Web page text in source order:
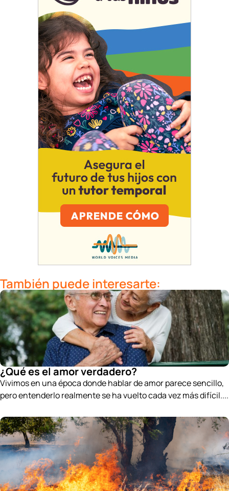
También puede interesarte:
¿Qué es el amor verdadero?
Vivimos en una época donde hablar de amor parece sencillo,
pero entenderlo realmente se ha vuelto cada vez más difícil....